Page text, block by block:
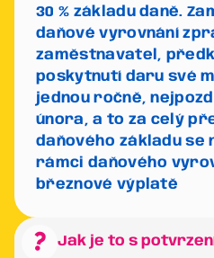
30 % základu daně.
daňové vyrovnání
zaměstnavatel,
poskytnutí daru své
jednou ročně,
února, a to za celý
daňového základu se
rámci daňového
březnové výplatě
question_mark Jak je to s